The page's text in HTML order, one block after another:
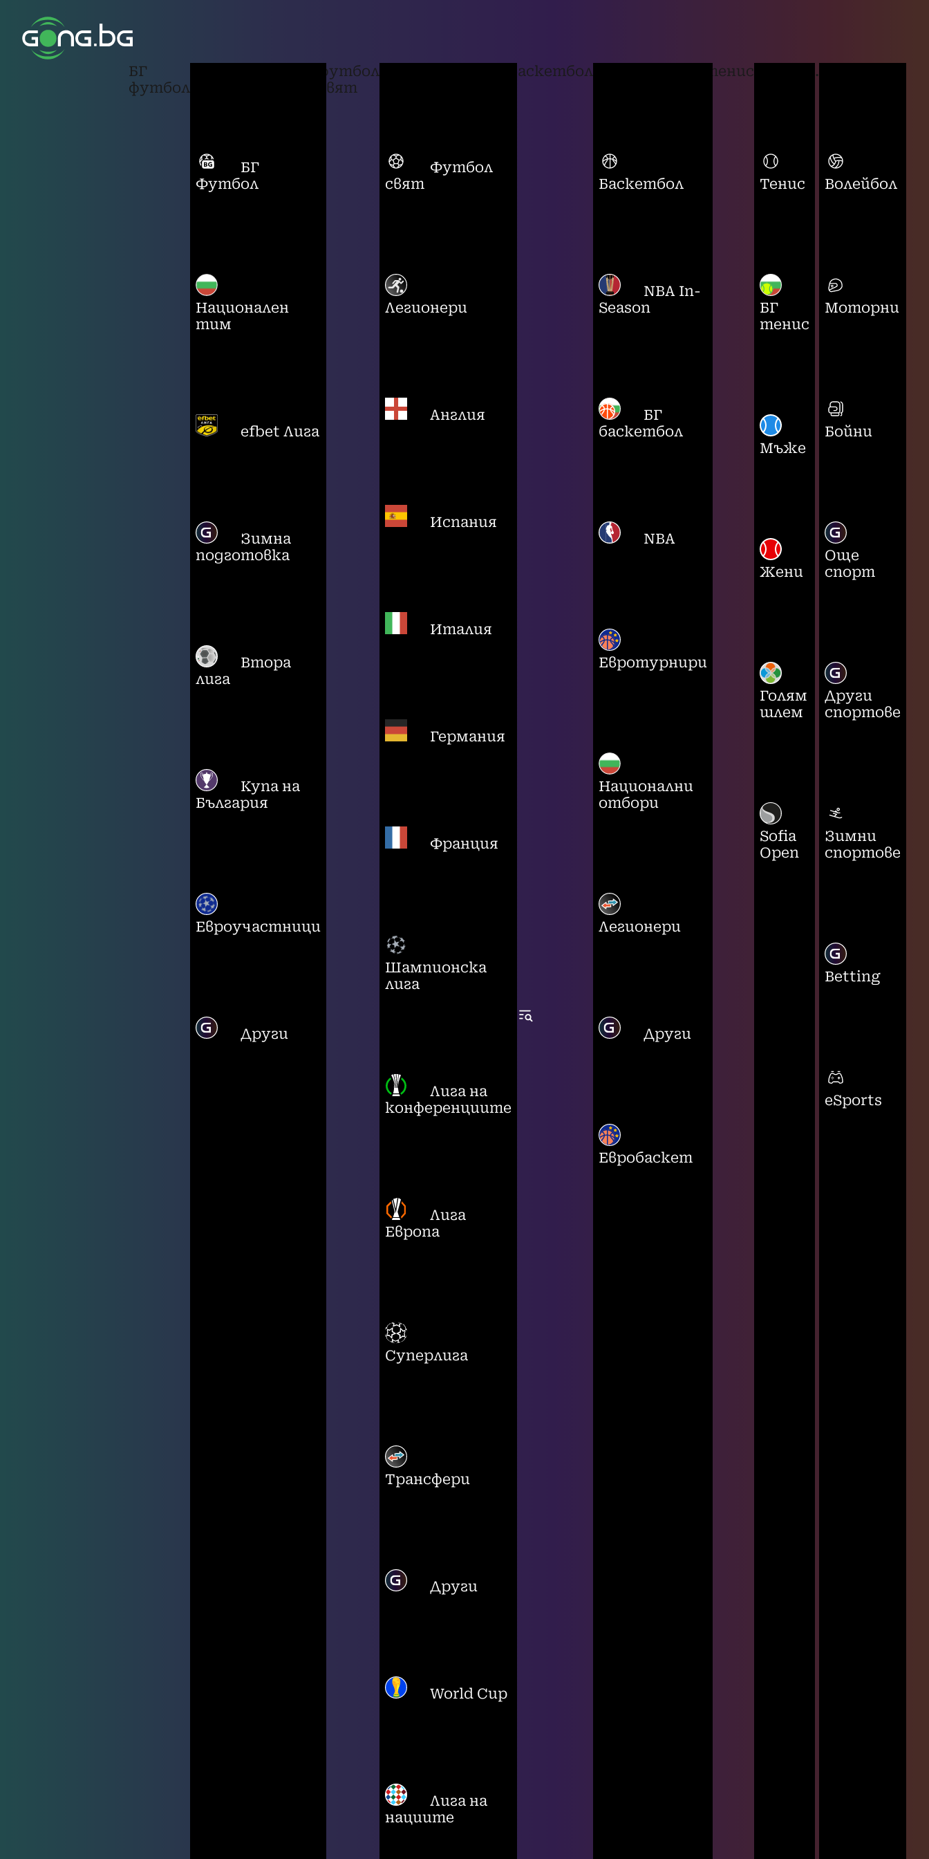
БГ
футбол
БГ
Футбол
Национален
тим
efbet Лига
Зимна
подготовка
Втора
лига
Купа на
България
Евроучастници
Други
футбол
свят
Футбол
свят
Легионери
Англия
Испания
Италия
Германия
Франция
Шампионска
лига
Лига на
конференциите
Лига
Европа
Суперлига
Трансфери
Други
World Cup
Лига на
нациите
баскетбол
Баскетбол
NBA In-
Season
БГ
баскетбол
NBA
Евротурнири
Национални
отбори
Легионери
Други
Евробаскет
тенис
Тенис
БГ
тенис
Мъже
Жени
Голям
шлем
Sofia
Open
...
Волейбол
Моторни
Бойни
Още
спорт
Други
спортове
Зимни
спортове
Betting
eSports